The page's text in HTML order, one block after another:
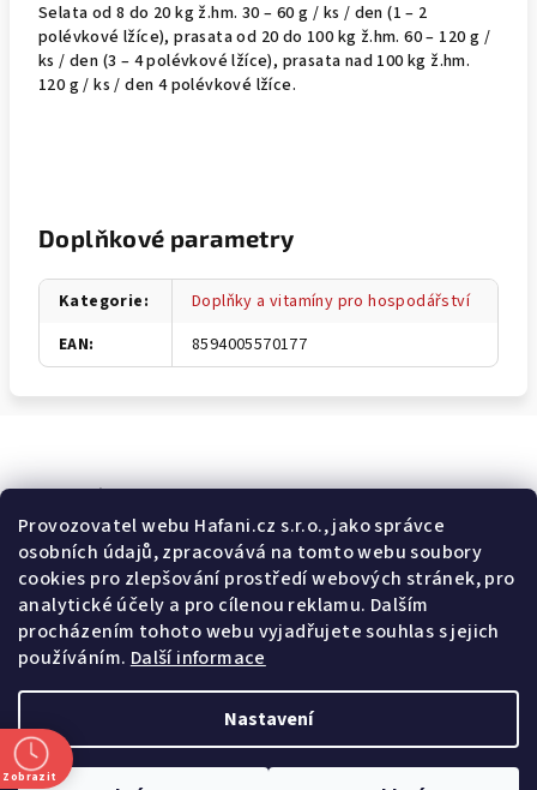
Provozovatel webu Hafani.cz s.r.o., jako správce
osobních údajů, zpracovává na tomto webu soubory
cookies pro zlepšování prostředí webových stránek, pro
analytické účely a pro cílenou reklamu. Dalším
procházením tohoto webu vyjadřujete souhlas s jejich
používáním. Další informace
Nastavení
Selata od 8 do 20 kg ž.hm. 30 – 60 g / ks / den (1 – 2
polévkové lžíce), prasata od 20 do 100 kg ž.hm. 60 – 120 g /
ks / den (3 – 4 polévkové lžíce), prasata nad 100 kg ž.hm.
120 g / ks / den 4 polévkové lžíce.
Doplňkové parametry
Kategorie:
Doplňky a vitamíny pro hospodářství
EAN: 8594005570177
Odebírat newsletter
E-mail
Potvrzuji souhlas svšeobecnými obchodními podmínkami a
spodmínkami zpracovávání a ochrany osobních údajů .
Přihlásit se
Z
á
Copyright 2026
nastavení cookies
Zobrazit